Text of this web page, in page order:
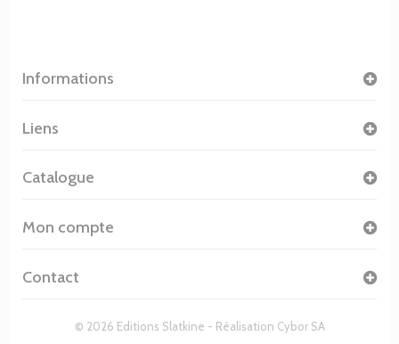
Informations
© 2026 Editions Slatkine - Réalisation Cybor SA
Liens
Catalogue
Mon compte
Contact